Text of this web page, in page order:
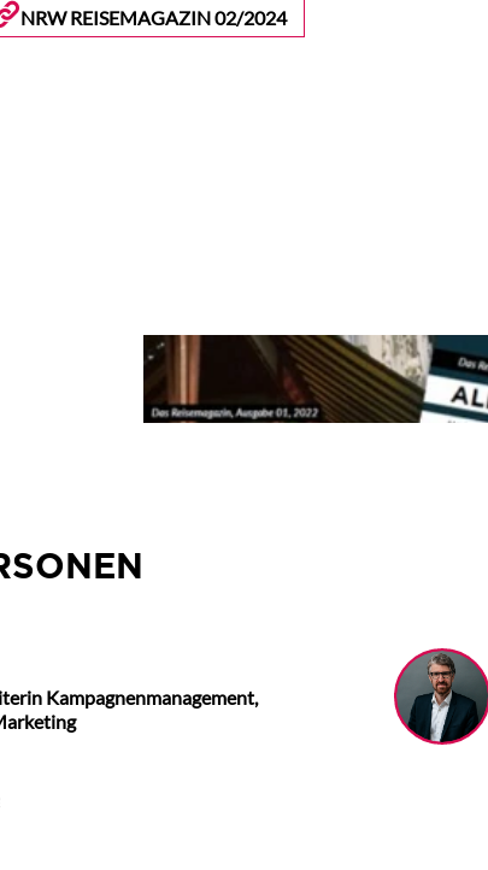
NRW REISEMAGAZIN 02/2024
Das Reisemagazin
Kampagnenmanagement,